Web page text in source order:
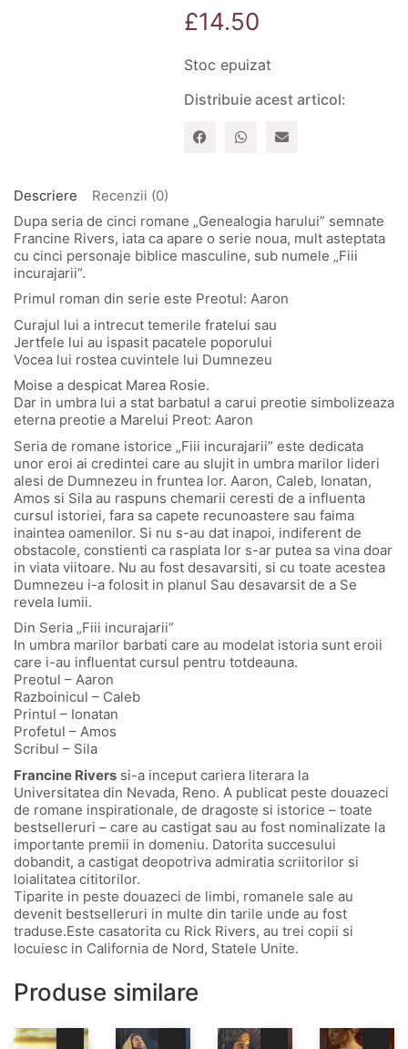
£14.50
Stoc epuizat
Distribuie acest articol:
Descriere
Recenzii (0)
Dupa seria de cinci romane „Genealogia harului” semnate
Francine Rivers, iata ca apare o serie noua, mult asteptata
cu cinci personaje biblice masculine, sub numele „Fiii
incurajarii”.
Primul roman din serie este Preotul: Aaron
Curajul lui a intrecut temerile fratelui sau
Jertfele lui au ispasit pacatele poporului
Vocea lui rostea cuvintele lui Dumnezeu
Moise a despicat Marea Rosie.
Dar in umbra lui a stat barbatul a carui preotie simbolizeaza
eterna preotie a Marelui Preot: Aaron
Seria de romane istorice „Fiii incurajarii” este dedicata
unor eroi ai credintei care au slujit in umbra marilor lideri
alesi de Dumnezeu in fruntea lor. Aaron, Caleb, Ionatan,
Amos si Sila au raspuns chemarii ceresti de a influenta
cursul istoriei, fara sa capete recunoastere sau faima
inaintea oamenilor. Si nu s-au dat inapoi, indiferent de
obstacole, constienti ca rasplata lor s-ar putea sa vina doar
in viata viitoare. Nu au fost desavarsiti, si cu toate acestea
Dumnezeu i-a folosit in planul Sau desavarsit de a Se
revela lumii.
Din Seria „Fiii incurajarii”
In umbra marilor barbati care au modelat istoria sunt eroii
care i-au influentat cursul pentru totdeauna.
Preotul – Aaron
Razboinicul – Caleb
Printul – Ionatan
Profetul – Amos
Scribul – Sila
Francine Rivers si-a inceput cariera literara la
Universitatea din Nevada, Reno. A publicat peste douazeci
de romane inspirationale, de dragoste si istorice – toate
bestselleruri – care au castigat sau au fost nominalizate la
importante premii in domeniu. Datorita succesului
dobandit, a castigat deopotriva admiratia scriitorilor si
loialitatea cititorilor.
Tiparite in peste douazeci de limbi, romanele sale au
devenit best­selleruri in multe din tarile unde au fost
traduse.Este casatorita cu Rick Rivers, au trei copii si
locuiesc in California de Nord, Statele Unite.
Produse similare